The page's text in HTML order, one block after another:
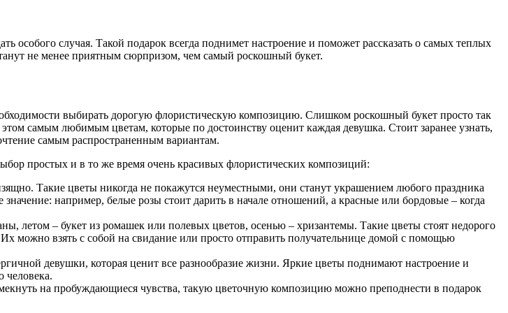
особого случая. Такой подарок всегда поднимет настроение и поможет рассказать о самых теплых
не менее приятным сюрпризом, чем самый роскошный букет.
выбирать дорогую флористическую композицию. Слишком роскошный букет просто так
самым любимым цветам, которые по достоинству оценит каждая девушка. Стоит заранее узнать,
самым распространенным вариантам.
простых и в то же время очень красивых флористических композиций:
Такие цветы никогда не покажутся неуместными, они станут украшением любого праздника
например, белые розы стоит дарить в начале отношений, а красные или бордовые – когда
летом – букет из ромашек или полевых цветов, осенью – хризантемы. Такие цветы стоят недорого
можно взять с собой на свидание или просто отправить получательнице домой с помощью
девушки, которая ценит все разнообразие жизни. Яркие цветы поднимают настроение и
человека.
на пробуждающиеся чувства, такую цветочную композицию можно преподнести в подарок